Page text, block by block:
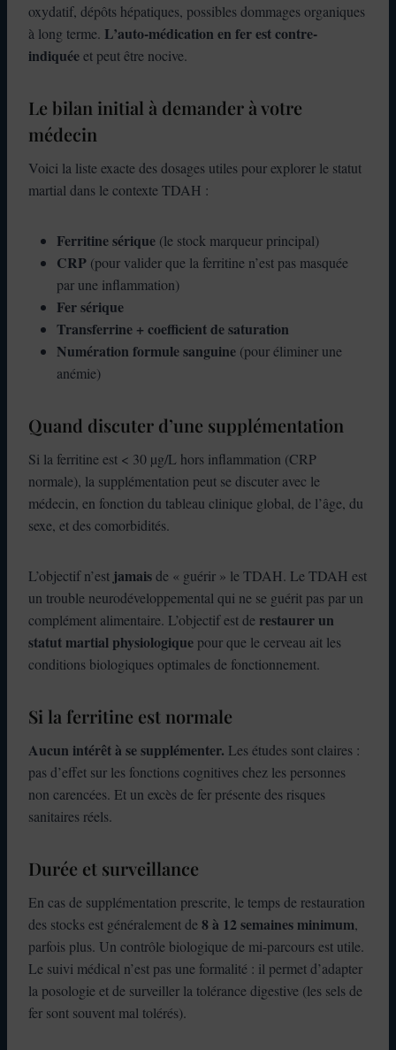
oxydatif, dépôts hépatiques, possibles dommages organiques
à long terme. L’auto-médication en fer est contre-
indiquéeet peut être nocive.
Le bilan initial à demander à votre
médecin
Voici la liste exacte des dosages utiles pour explorer le statut
martial dans le contexte TDAH :
Ferritine sérique (le stock marqueur principal)
CRP (pour valider que la ferritine n’est pas masquée
par une inflammation)
Fer sérique
Transferrine + coefficient de saturation
Numération formule sanguine (pour éliminer une
anémie)
Quand discuter d’une supplémentation
Si la ferritine est < 30 µg/L hors inflammation (CRP
normale), la supplémentation peut se discuter avec le
médecin, en fonction du tableau clinique global, de l’âge, du
sexe, et des comorbidités.
L’objectif n’est jamaisde « guérir » le TDAH. Le TDAH est
un trouble neurodéveloppemental qui ne se guérit pas par un
complément alimentaire. L’objectif est de restaurer un
statut martial physiologique pour que le cerveau ait les
conditions biologiques optimales de fonctionnement.
Si la ferritine est normale
Aucun intérêt à se supplémenter. Les études sont claires :
pas d’effet sur les fonctions cognitives chez les personnes
non carencées. Et un excès de fer présente des risques
sanitaires réels.
Durée et surveillance
En cas de supplémentation prescrite, le temps de restauration
des stocks est généralement de 8 à 12 semaines minimum,
parfois plus. Un contrôle biologique de mi-parcours est utile.
Le suivi médical n’est pas une formalité : il permet d’adapter
la posologie et de surveiller la tolérance digestive (les sels de
fer sont souvent mal tolérés).